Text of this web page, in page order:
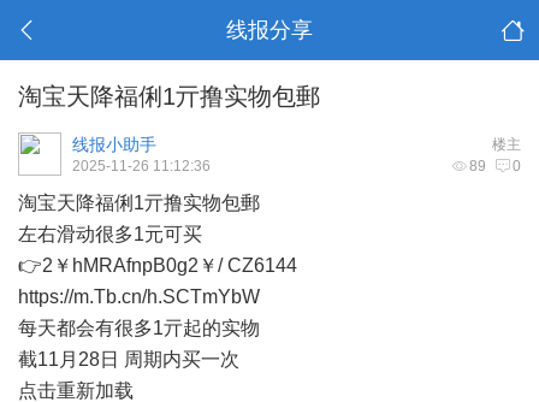
线报分享
淘宝天降福俐1亓撸实物包郵
楼主
线报小助手
89 0
2025-11-26 11:12:36
淘宝天降福俐1亓撸实物包郵
左右滑动很多1元可买
👉2￥hMRAfnpB0g2￥/ CZ6144
https://m.Tb.cn/h.SCTmYbW
每天都会有很多1亓起的实物
截11月28日 周期内买一次
点击重新加载